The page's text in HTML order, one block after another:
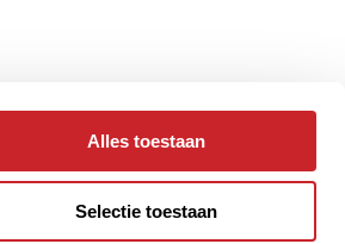
Alles toestaan
Selectie toestaan
review achter